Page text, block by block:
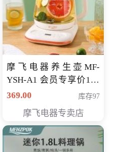
摩飞电器养生壶MF-
YSH-A1 会员专享价198
元
369.00 库存97
摩飞电器专卖店